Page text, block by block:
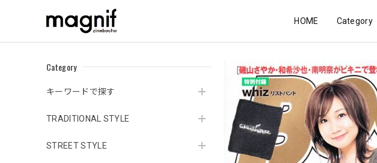
HOME Category
Category
キーワードで探す
TRADITIONAL STYLE
STREET STYLE